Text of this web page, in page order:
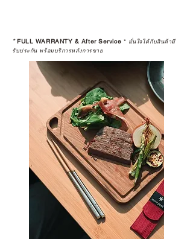
ในอุปกรณ์ที่คุณรัก มีคุณค่าอย่าง
เลือกซื้อกับ CAMP STUDIO หรือร้าน
ตัวแทนจำหน่ายที่ได้รับการแต่งตั้ง
เพื่อให้คุณได้รับทั้งสินค้า และ
ประสบการณ์ที่สมบูรณ์แบบในระยะ
อ่านต่อเรื่องการรับประกันสินค้าได้
ตรงนี้
https://www.campstudio.co.th/
warranty
*FULL WARRANTY & After Service * มั่นใจได้กับสินค้ามี
รับประกัน พร้อมบริการหลังการขาย